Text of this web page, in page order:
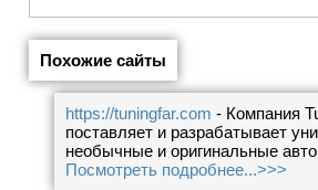
Похожие сайты
https://tuningfar.com - Компания
поставляет и разрабатывает
необычные и оригинальные
Посмотреть подробнее...>>>